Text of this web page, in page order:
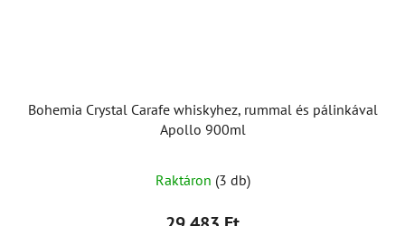
Bohemia Crystal Carafe whiskyhez, rummal és pálinkával
Apollo 900ml
Raktáron (3 db)